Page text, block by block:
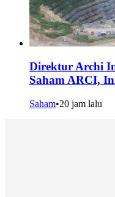
Direktur Archi
Saham ARCI,
Saham•20 jam lalu